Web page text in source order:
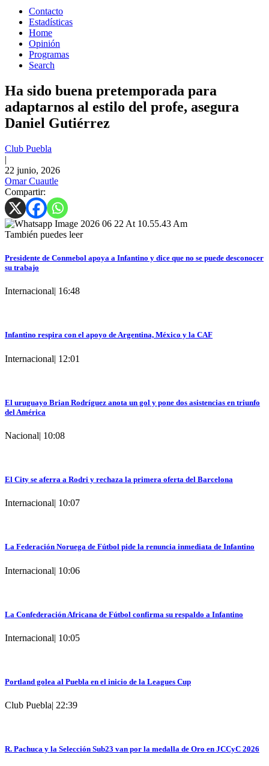
Contacto
Estadísticas
Home
Opinión
Programas
Search
Ha sido buena pretemporada para
adaptarnos al estilo del profe, asegura
Daniel Gutiérrez
Club Puebla
|
22 junio, 2026
Omar Cuautle
Compartir:
También puedes leer
Presidente de Conmebol apoya a Infantino y dice que no se puede desconocer
su trabajo
Internacional| 16:48
Infantino respira con el apoyo de Argentina, México y la CAF
Internacional| 12:01
El uruguayo Brian Rodríguez anota un gol y pone dos asistencias en triunfo
del América
Nacional| 10:08
El City se aferra a Rodri y rechaza la primera oferta del Barcelona
Internacional| 10:07
La Federación Noruega de Fútbol pide la renuncia inmediata de Infantino
Internacional| 10:06
La Confederación Africana de Fútbol confirma su respaldo a Infantino
Internacional| 10:05
Portland golea al Puebla en el inicio de la Leagues Cup
Club Puebla| 22:39
R. Pachuca y la Selección Sub23 van por la medalla de Oro en JCCyC 2026